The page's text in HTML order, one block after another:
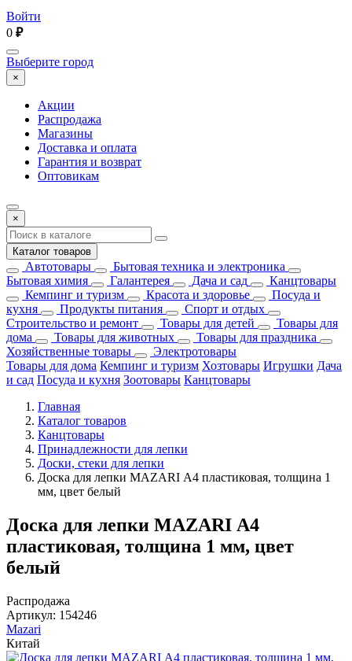
Войти
0 ₽
Выберите город
×
Акции
Распродажа
Магазины
Доставка и оплата
Гарантия и возврат
Оптовикам
×
Каталог товаров
Автотовары
Бытовая техника и электроника
Бытовая химия
Галантерея Дача и сад
Канцтовары
Кемпинг и туризм
Красота и здоровье
Посуда и
кухня
Продукты питания
Спорт и отдых
Строительство и ремонт
Товары для детей
Товары для
дома
Товары для животных
Товары для праздника
Хозяйственные товары
Электротовары
Товары для дома Кемпинг и туризм Хозтовары Игрушки Дача
и сад Посуда и кухня Зоотовары Канцтовары
Главная
Каталог товаров
Канцтовары
Принадлежности для лепки
Доски, стеки для лепки
Доска для лепки MAZARI А4 пластиковая, толщина 1
мм, цвет белый
Доска для лепки MAZARI А4
пластиковая, толщина 1 мм, цвет
белый
Распродажа
Артикул: 154246
Mazari
Китай